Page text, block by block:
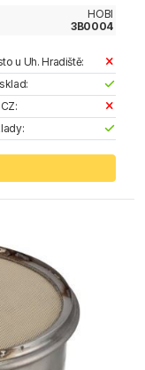
HOBI
3B0004
u Uh. Hradiště: